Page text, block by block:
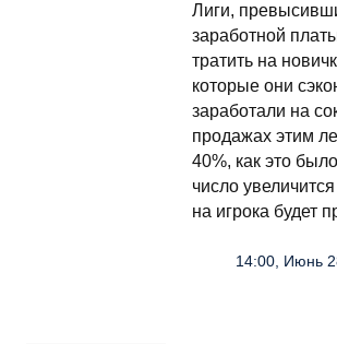
Лиги,
заработной
тратить на
которые они
заработали на
продажах этим
40%, как это
число
на игрока будет
14:00, Июнь